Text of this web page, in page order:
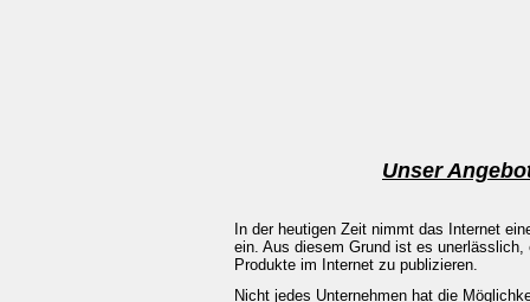
Unser
In der heutigen Zeit nimmt das Internet
ein. Aus diesem Grund ist es
Produkte im Internet zu publizieren.
Nicht jedes Unternehmen hat die